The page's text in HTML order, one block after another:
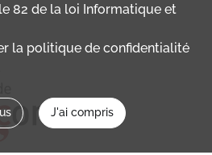
82 de la loi Informatique et
la politique de confidentialité
J'ai compris